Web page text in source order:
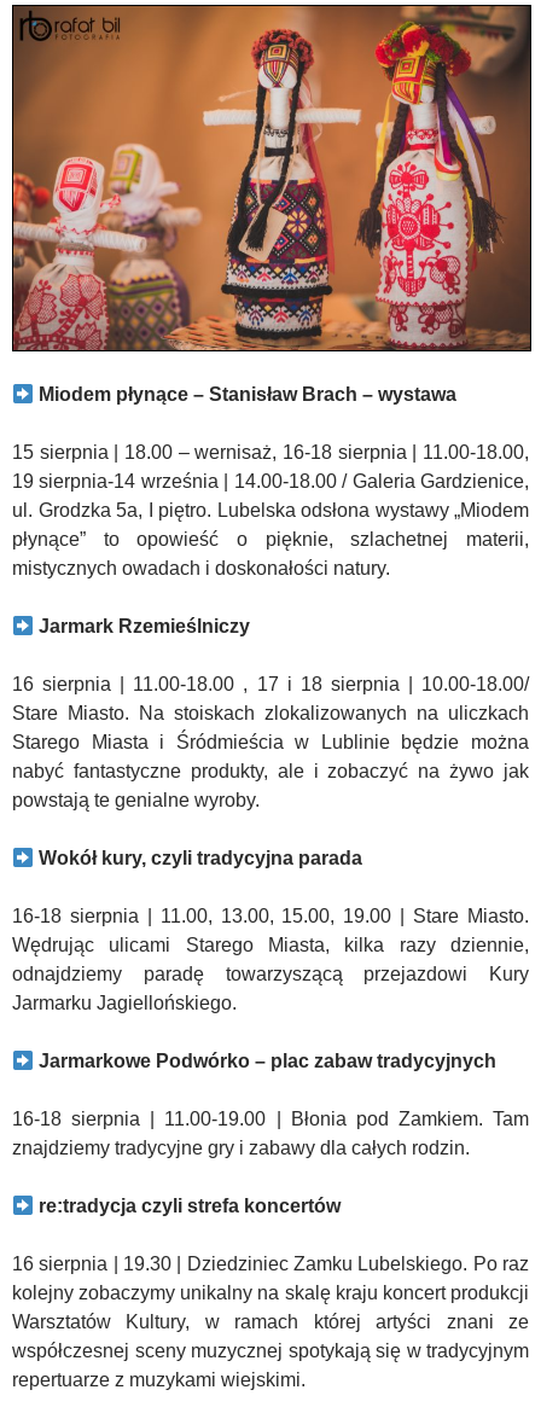
Miodem płynące – Stanisław Brach – wystawa
15 sierpnia | 18.00 – wernisaż, 16-18 sierpnia | 11.00-18.00,
19 sierpnia-14 września | 14.00-18.00 / Galeria Gardzienice,
ul. Grodzka 5a, I piętro. Lubelska odsłona wystawy „Miodem
płynące” to opowieść o pięknie, szlachetnej materii,
mistycznych owadach i doskonałości natury.
Jarmark Rzemieślniczy
16 sierpnia | 11.00-18.00 , 17 i 18 sierpnia | 10.00-18.00/
Stare Miasto. Na stoiskach zlokalizowanych na uliczkach
Starego Miasta i Śródmieścia w Lublinie będzie można
nabyć fantastyczne produkty, ale i zobaczyć na żywo jak
powstają te genialne wyroby.
Wokół kury, czyli tradycyjna parada
16-18 sierpnia | 11.00, 13.00, 15.00, 19.00 | Stare Miasto.
Wędrując ulicami Starego Miasta, kilka razy dziennie,
odnajdziemy paradę towarzyszącą przejazdowi Kury
Jarmarku Jagiellońskiego.
Jarmarkowe Podwórko – plac zabaw tradycyjnych
16-18 sierpnia | 11.00-19.00 | Błonia pod Zamkiem. Tam
znajdziemy tradycyjne gry i zabawy dla całych rodzin.
re:tradycja czyli strefa koncertów
16 sierpnia | 19.30 | Dziedziniec Zamku Lubelskiego. Po raz
kolejny zobaczymy unikalny na skalę kraju koncert produkcji
Warsztatów Kultury, w ramach której artyści znani ze
współczesnej sceny muzycznej spotykają się w tradycyjnym
repertuarze z muzykami wiejskimi.